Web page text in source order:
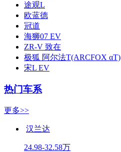
途观L
欧蓝德
冠道
海狮07 EV
ZR-V 致在
极狐 阿尔法T(ARCFOX αT)
宋L EV
热门车系
更多>>
汉兰达
24.98-32.58万